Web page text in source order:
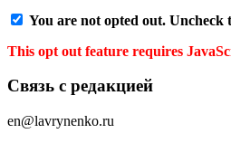
You are not opted out. Uncheck
This opt out feature requires
Связь с редакцией
en@lavrynenko.ru